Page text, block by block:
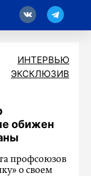
ИНТЕРВЬЮ
ЭКСКЛЮЗИВ
обижен
профсоюзов
о своем